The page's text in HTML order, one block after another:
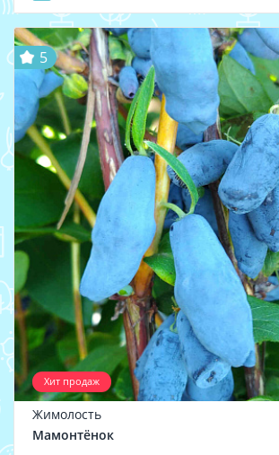
Хит продаж
5
Жимолость
Мамонтёнок